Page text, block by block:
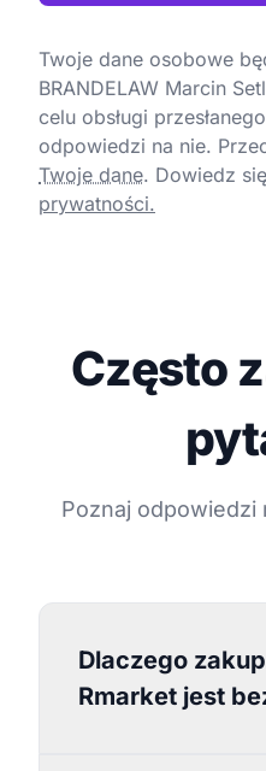
Twoje dane osobowe
BRANDELAW Marcin
celu obsługi
odpowiedzi na nie.
Twoje dane. Dowiedz
prywatności.
Często
Poznaj odpowiedzi
Dlaczego
Rmarket jest